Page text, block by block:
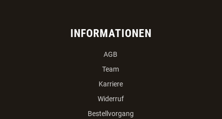
INFORMATIONEN
AGB
Team
Karriere
Widerruf
Bestellvorgang